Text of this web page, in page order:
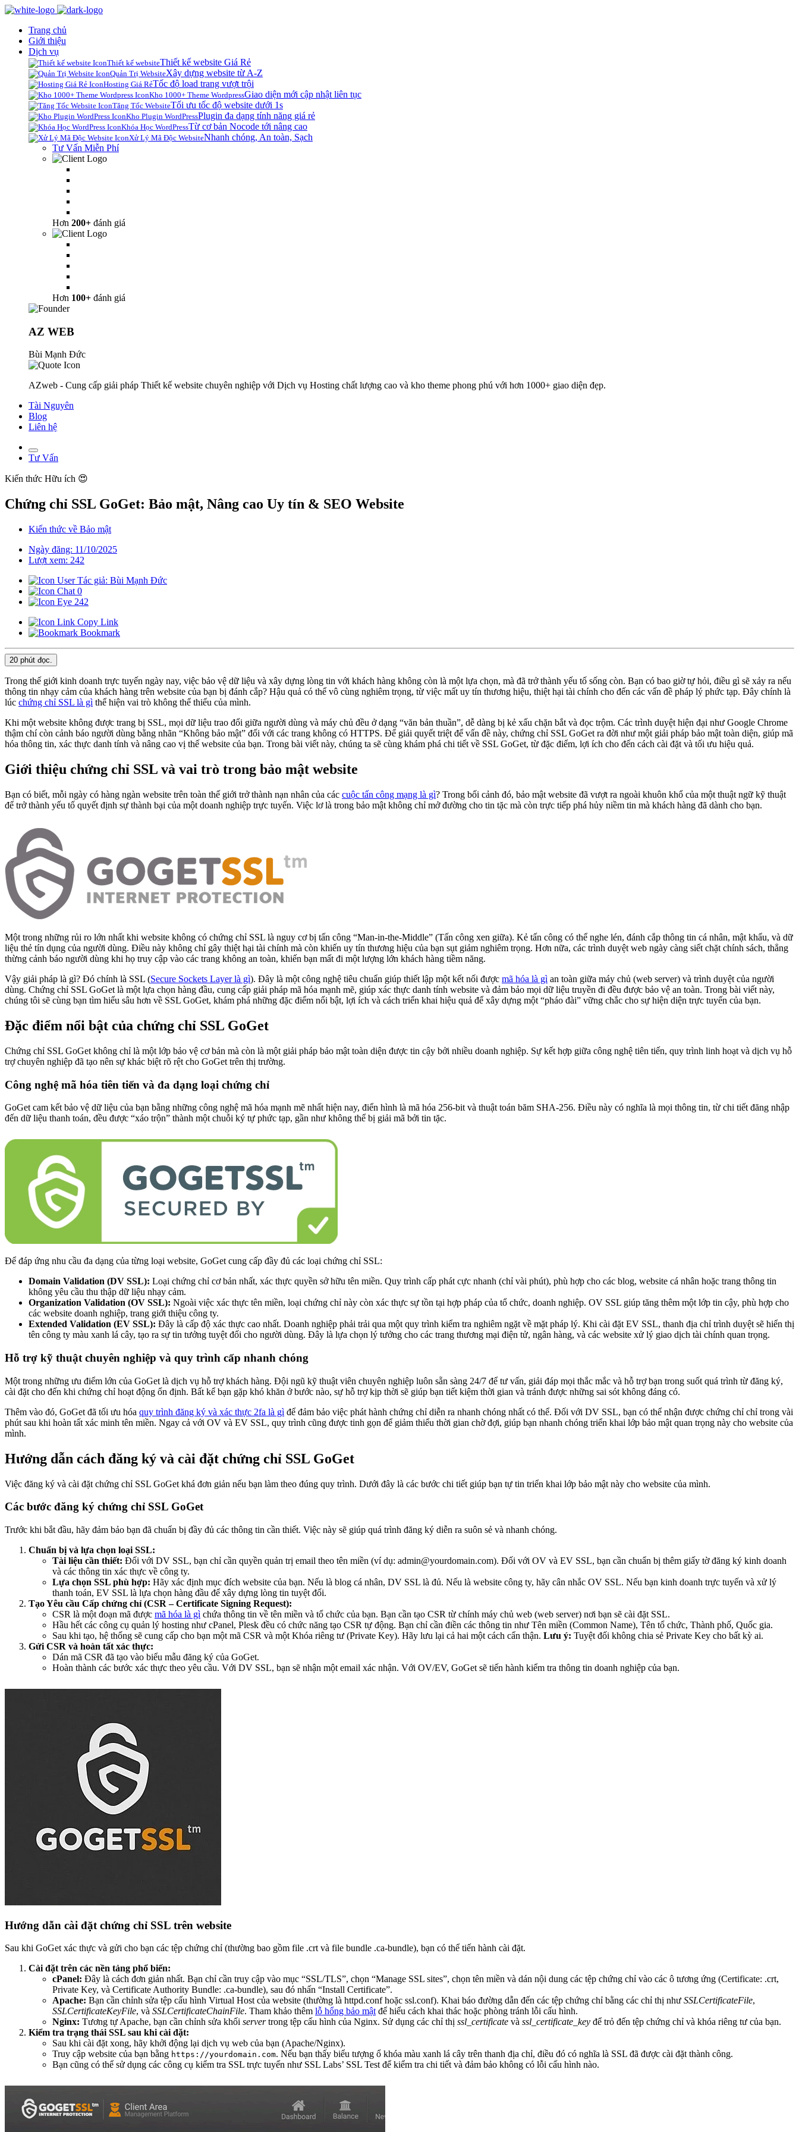
Trang chủ
Giới thiệu
Dịch vụ
Thiết kế websiteThiết kế website Giá Rẻ
Quản Trị WebsiteXây dựng website từ A-Z
Hosting Giá RẻTốc độ load trang vượt trội
Kho 1000+ Theme WordpressGiao diện mới cập nhật liên tục
Tăng Tốc WebsiteTối ưu tốc độ website dưới 1s
Kho Plugin WordPressPlugin đa dạng tính năng giá rẻ
Khóa Học WordPressTừ cơ bản Nocode tới nâng cao
Xử Lý Mã Độc WebsiteNhanh chóng, An toàn, Sạch
Tư Vấn Miễn Phí
Hơn 200+ đánh giá
Hơn 100+ đánh giá
AZ WEB
Bùi Mạnh Đức
AZweb - Cung cấp giải pháp Thiết kế website chuyên nghiệp với Dịch vụ Hosting chất lượng cao và kho theme phong phú với hơn 1000+ giao diện đẹp.
Tài Nguyên
Blog
Liên hệ
Tư Vấn
Kiến thức Hữu ích 😍
Chứng chỉ SSL GoGet: Bảo mật, Nâng cao Uy tín & SEO Website
Kiến thức về Bảo mật
Ngày đăng: 11/10/2025
Lượt xem: 242
Tác giả: Bùi Mạnh Đức
0
242
Copy Link
Bookmark
20 phút đọc.
Trong thế giới kinh doanh trực tuyến ngày nay, việc bảo vệ dữ liệu và xây dựng lòng tin với khách hàng không còn là một lựa chọn, mà đã trở thành yếu tố sống còn. Bạn có bao giờ tự hỏi, điều gì sẽ xảy ra nếu
thông tin nhạy cảm của khách hàng trên website của bạn bị đánh cắp? Hậu quả có thể vô cùng nghiêm trọng, từ việc mất uy tín thương hiệu, thiệt hại tài chính cho đến các vấn đề pháp lý phức tạp. Đây chính là
lúc chứng chỉ SSL là gì thể hiện vai trò không thể thiếu của mình.
Khi một website không được trang bị SSL, mọi dữ liệu trao đổi giữa người dùng và máy chủ đều ở dạng “văn bản thuần”, dễ dàng bị kẻ xấu chặn bắt và đọc trộm. Các trình duyệt hiện đại như Google Chrome
thậm chí còn cảnh báo người dùng bằng nhãn “Không bảo mật” đối với các trang không có HTTPS. Để giải quyết triệt để vấn đề này, chứng chỉ SSL GoGet ra đời như một giải pháp bảo mật toàn diện, giúp mã
hóa thông tin, xác thực danh tính và nâng cao vị thế website của bạn. Trong bài viết này, chúng ta sẽ cùng khám phá chi tiết về SSL GoGet, từ đặc điểm, lợi ích cho đến cách cài đặt và tối ưu hiệu quả.
Giới thiệu chứng chỉ SSL và vai trò trong bảo mật website
Bạn có biết, mỗi ngày có hàng ngàn website trên toàn thế giới trở thành nạn nhân của các cuộc tấn công mạng là gì? Trong bối cảnh đó, bảo mật website đã vượt ra ngoài khuôn khổ của một thuật ngữ kỹ thuật
để trở thành yếu tố quyết định sự thành bại của một doanh nghiệp trực tuyến. Việc lơ là trong bảo mật không chỉ mở đường cho tin tặc mà còn trực tiếp phá hủy niềm tin mà khách hàng đã dành cho bạn.
Một trong những rủi ro lớn nhất khi website không có chứng chỉ SSL là nguy cơ bị tấn công “Man-in-the-Middle” (Tấn công xen giữa). Kẻ tấn công có thể nghe lén, đánh cắp thông tin cá nhân, mật khẩu, và dữ
liệu thẻ tín dụng của người dùng. Điều này không chỉ gây thiệt hại tài chính mà còn khiến uy tín thương hiệu của bạn sụt giảm nghiêm trọng. Hơn nữa, các trình duyệt web ngày càng siết chặt chính sách, thẳng
thừng cảnh báo người dùng khi họ truy cập vào các trang không an toàn, khiến bạn mất đi một lượng lớn khách hàng tiềm năng.
Vậy giải pháp là gì? Đó chính là SSL (Secure Sockets Layer là gì). Đây là một công nghệ tiêu chuẩn giúp thiết lập một kết nối được mã hóa là gì an toàn giữa máy chủ (web server) và trình duyệt của người
dùng. Chứng chỉ SSL GoGet là một lựa chọn hàng đầu, cung cấp giải pháp mã hóa mạnh mẽ, giúp xác thực danh tính website và đảm bảo mọi dữ liệu truyền đi đều được bảo vệ an toàn. Trong bài viết này,
chúng tôi sẽ cùng bạn tìm hiểu sâu hơn về SSL GoGet, khám phá những đặc điểm nổi bật, lợi ích và cách triển khai hiệu quả để xây dựng một “pháo đài” vững chắc cho sự hiện diện trực tuyến của bạn.
Đặc điểm nổi bật của chứng chỉ SSL GoGet
Chứng chỉ SSL GoGet không chỉ là một lớp bảo vệ cơ bản mà còn là một giải pháp bảo mật toàn diện được tin cậy bởi nhiều doanh nghiệp. Sự kết hợp giữa công nghệ tiên tiến, quy trình linh hoạt và dịch vụ hỗ
trợ chuyên nghiệp đã tạo nên sự khác biệt rõ rệt cho GoGet trên thị trường.
Công nghệ mã hóa tiên tiến và đa dạng loại chứng chỉ
GoGet cam kết bảo vệ dữ liệu của bạn bằng những công nghệ mã hóa mạnh mẽ nhất hiện nay, điển hình là mã hóa 256-bit và thuật toán băm SHA-256. Điều này có nghĩa là mọi thông tin, từ chi tiết đăng nhập
đến dữ liệu thanh toán, đều được “xáo trộn” thành một chuỗi ký tự phức tạp, gần như không thể bị giải mã bởi tin tặc.
Để đáp ứng nhu cầu đa dạng của từng loại website, GoGet cung cấp đầy đủ các loại chứng chỉ SSL:
Domain Validation (DV SSL): Loại chứng chỉ cơ bản nhất, xác thực quyền sở hữu tên miền. Quy trình cấp phát cực nhanh (chỉ vài phút), phù hợp cho các blog, website cá nhân hoặc trang thông tin
không yêu cầu thu thập dữ liệu nhạy cảm.
Organization Validation (OV SSL): Ngoài việc xác thực tên miền, loại chứng chỉ này còn xác thực sự tồn tại hợp pháp của tổ chức, doanh nghiệp. OV SSL giúp tăng thêm một lớp tin cậy, phù hợp cho
các website doanh nghiệp, trang giới thiệu công ty.
Extended Validation (EV SSL): Đây là cấp độ xác thực cao nhất. Doanh nghiệp phải trải qua một quy trình kiểm tra nghiêm ngặt về mặt pháp lý. Khi cài đặt EV SSL, thanh địa chỉ trình duyệt sẽ hiển thị
tên công ty màu xanh lá cây, tạo ra sự tin tưởng tuyệt đối cho người dùng. Đây là lựa chọn lý tưởng cho các trang thương mại điện tử, ngân hàng, và các website xử lý giao dịch tài chính quan trọng.
Hỗ trợ kỹ thuật chuyên nghiệp và quy trình cấp nhanh chóng
Một trong những ưu điểm lớn của GoGet là dịch vụ hỗ trợ khách hàng. Đội ngũ kỹ thuật viên chuyên nghiệp luôn sẵn sàng 24/7 để tư vấn, giải đáp mọi thắc mắc và hỗ trợ bạn trong suốt quá trình từ đăng ký,
cài đặt cho đến khi chứng chỉ hoạt động ổn định. Bất kể bạn gặp khó khăn ở bước nào, sự hỗ trợ kịp thời sẽ giúp bạn tiết kiệm thời gian và tránh được những sai sót không đáng có.
Thêm vào đó, GoGet đã tối ưu hóa quy trình đăng ký và xác thực 2fa là gì để đảm bảo việc phát hành chứng chỉ diễn ra nhanh chóng nhất có thể. Đối với DV SSL, bạn có thể nhận được chứng chỉ chỉ trong vài
phút sau khi hoàn tất xác minh tên miền. Ngay cả với OV và EV SSL, quy trình cũng được tinh gọn để giảm thiểu thời gian chờ đợi, giúp bạn nhanh chóng triển khai lớp bảo mật quan trọng này cho website của
mình.
Hướng dẫn cách đăng ký và cài đặt chứng chỉ SSL GoGet
Việc đăng ký và cài đặt chứng chỉ SSL GoGet khá đơn giản nếu bạn làm theo đúng quy trình. Dưới đây là các bước chi tiết giúp bạn tự tin triển khai lớp bảo mật này cho website của mình.
Các bước đăng ký chứng chỉ SSL GoGet
Trước khi bắt đầu, hãy đảm bảo bạn đã chuẩn bị đầy đủ các thông tin cần thiết. Việc này sẽ giúp quá trình đăng ký diễn ra suôn sẻ và nhanh chóng.
Chuẩn bị và lựa chọn loại SSL:
Tài liệu cần thiết: Đối với DV SSL, bạn chỉ cần quyền quản trị email theo tên miền (ví dụ: admin@yourdomain.com). Đối với OV và EV SSL, bạn cần chuẩn bị thêm giấy tờ đăng ký kinh doanh
và các thông tin xác thực về công ty.
Lựa chọn SSL phù hợp: Hãy xác định mục đích website của bạn. Nếu là blog cá nhân, DV SSL là đủ. Nếu là website công ty, hãy cân nhắc OV SSL. Nếu bạn kinh doanh trực tuyến và xử lý
thanh toán, EV SSL là lựa chọn hàng đầu để xây dựng lòng tin tuyệt đối.
Tạo Yêu cầu Cấp chứng chỉ (CSR – Certificate Signing Request):
CSR là một đoạn mã được mã hóa là gì chứa thông tin về tên miền và tổ chức của bạn. Bạn cần tạo CSR từ chính máy chủ web (web server) nơi bạn sẽ cài đặt SSL.
Hầu hết các công cụ quản lý hosting như cPanel, Plesk đều có chức năng tạo CSR tự động. Bạn chỉ cần điền các thông tin như Tên miền (Common Name), Tên tổ chức, Thành phố, Quốc gia.
Sau khi tạo, hệ thống sẽ cung cấp cho bạn một mã CSR và một Khóa riêng tư (Private Key). Hãy lưu lại cả hai một cách cẩn thận. Lưu ý: Tuyệt đối không chia sẻ Private Key cho bất kỳ ai.
Gửi CSR và hoàn tất xác thực:
Dán mã CSR đã tạo vào biểu mẫu đăng ký của GoGet.
Hoàn thành các bước xác thực theo yêu cầu. Với DV SSL, bạn sẽ nhận một email xác nhận. Với OV/EV, GoGet sẽ tiến hành kiểm tra thông tin doanh nghiệp của bạn.
Hướng dẫn cài đặt chứng chỉ SSL trên website
Sau khi GoGet xác thực và gửi cho bạn các tệp chứng chỉ (thường bao gồm file .crt và file bundle .ca-bundle), bạn có thể tiến hành cài đặt.
Cài đặt trên các nền tảng phổ biến:
cPanel: Đây là cách đơn giản nhất. Bạn chỉ cần truy cập vào mục “SSL/TLS”, chọn “Manage SSL sites”, chọn tên miền và dán nội dung các tệp chứng chỉ vào các ô tương ứng (Certificate: .crt,
Private Key, và Certificate Authority Bundle: .ca-bundle), sau đó nhấn “Install Certificate”.
Apache: Bạn cần chỉnh sửa tệp cấu hình Virtual Host của website (thường là httpd.conf hoặc ssl.conf). Khai báo đường dẫn đến các tệp chứng chỉ bằng các chỉ thị như SSLCertificateFile,
SSLCertificateKeyFile, và SSLCertificateChainFile. Tham khảo thêm lỗ hổng bảo mậtđể hiểu cách khai thác hoặc phòng tránh lỗi cấu hình.
Nginx: Tương tự Apache, bạn cần chỉnh sửa khối servertrong tệp cấu hình của Nginx. Sử dụng các chỉ thị ssl_certificate và ssl_certificate_key để trỏ đến tệp chứng chỉ và khóa riêng tư của bạn.
Kiểm tra trạng thái SSL sau khi cài đặt:
Sau khi cài đặt xong, hãy khởi động lại dịch vụ web của bạn (Apache/Nginx).
Truy cập website của bạn bằng https://yourdomain.com. Nếu bạn thấy biểu tượng ổ khóa màu xanh lá cây trên thanh địa chỉ, điều đó có nghĩa là SSL đã được cài đặt thành công.
Bạn cũng có thể sử dụng các công cụ kiểm tra SSL trực tuyến như SSL Labs’ SSL Test để kiểm tra chi tiết và đảm bảo không có lỗi cấu hình nào.